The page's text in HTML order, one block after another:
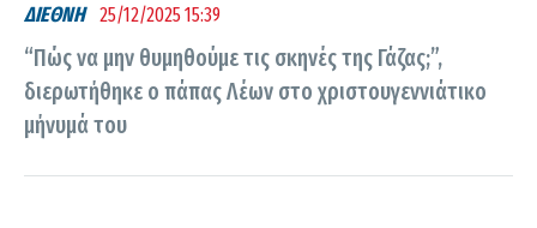
ΔΙΕΘΝΗ 25/12/2025 15:39
“Πώς να μην θυμηθούμε τις σκηνές της Γάζας;”,
διερωτήθηκε ο πάπας Λέων στο χριστουγεννιάτικο
μήνυμά του